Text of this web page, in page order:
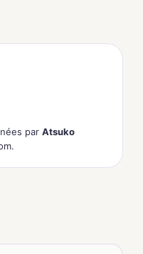
par Atsuko